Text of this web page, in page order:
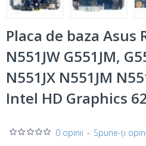
Placa de baza Asus
N551JW G551JM,
N551JX N551JM
Intel HD Graphics
0 opinii - Spune-ţi